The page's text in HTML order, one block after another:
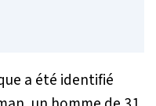
a été identifié